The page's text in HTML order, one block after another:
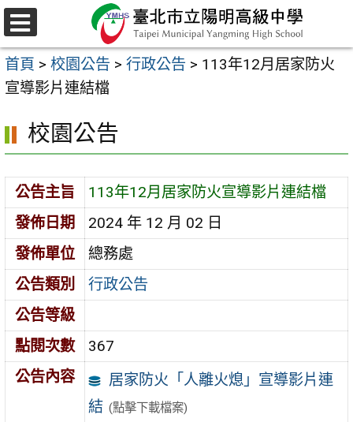
跳
至
主
要
容
區
選
單
首頁 > 校園公告 > 行政公告 > 113年12月居家防火
宣導影片連結檔
校園公告
公告主旨
113年12月居家防火宣導影片連結檔
發佈日期
2024 年 12 月 02 日
發佈單位
總務處
公告類別
行政公告
公告等級
點閱次數
367
公告內容
居家防火「人離火熄」宣導影片連
結 (點擊下載檔案)